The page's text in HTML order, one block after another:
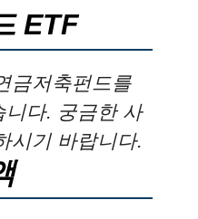
ETF
금저축펀드를
니다. 궁금한 사
시기 바랍니다.